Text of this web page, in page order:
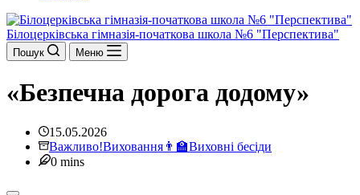
Білоцерківська гімназія-початкова школа №6 "Перспектива"
Пошук Меню
«Безпечна дорога додому»
15.05.2026
Важливо!Виховання👨‍🏫Виховні бесіди
0 mins